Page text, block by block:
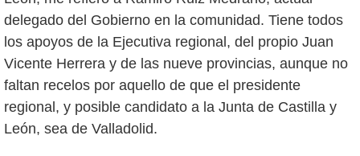
delegado del Gobierno en la comunidad. Tiene todos
los apoyos de la Ejecutiva regional, del propio Juan
Vicente Herrera y de las nueve provincias, aunque no
faltan recelos por aquello de que el presidente
regional, y posible candidato a la Junta de Castilla y
León, sea de Valladolid.